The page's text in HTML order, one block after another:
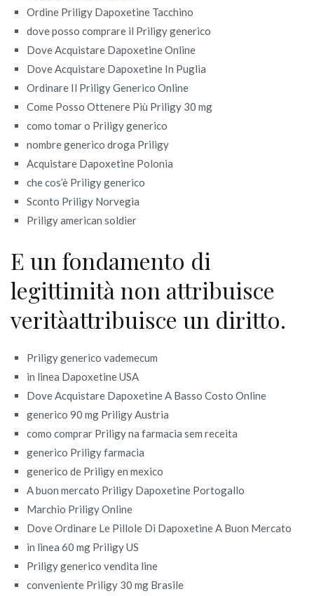
Ordine Priligy Dapoxetine Tacchino
dove posso comprare il Priligy generico
Dove Acquistare Dapoxetine Online
Dove Acquistare Dapoxetine In Puglia
Ordinare Il Priligy Generico Online
Come Posso Ottenere Più Priligy 30 mg
como tomar o Priligy generico
nombre generico droga Priligy
Acquistare Dapoxetine Polonia
che cos’è Priligy generico
Sconto Priligy Norvegia
Priligy american soldier
E un fondamento di
legittimità non attribuisce
veritàattribuisce un diritto.
Priligy generico vademecum
in linea Dapoxetine USA
Dove Acquistare Dapoxetine A Basso Costo Online
generico 90 mg Priligy Austria
como comprar Priligy na farmacia sem receita
generico Priligy farmacia
generico de Priligy en mexico
A buon mercato Priligy Dapoxetine Portogallo
Marchio Priligy Online
Dove Ordinare Le Pillole Di Dapoxetine A Buon Mercato
in linea 60 mg Priligy US
Priligy generico vendita line
conveniente Priligy 30 mg Brasile